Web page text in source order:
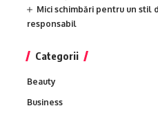
Mici schimbări pentru un stil
responsabil
Categorii
Beauty
Business